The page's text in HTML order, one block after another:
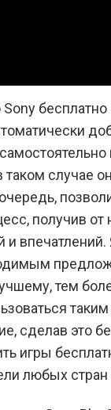
Sony
таком случае
получив от
впечатлений.
тем
сделав это
игры
любых